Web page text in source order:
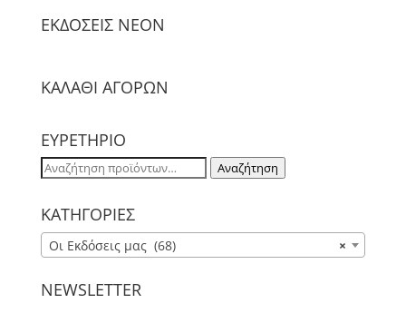
ΕΚΔΟΣΕΙΣ NΕΟΝ
ΚΑΛΑΘΙ ΑΓΟΡΩΝ
ΕΥΡΕΤΗΡΙΟ
Αναζήτηση
Αναζήτηση
ΚΑΤΗΓΟΡΙΕΣ
×
Οι Εκδόσεις μας (68)
NEWSLETTER